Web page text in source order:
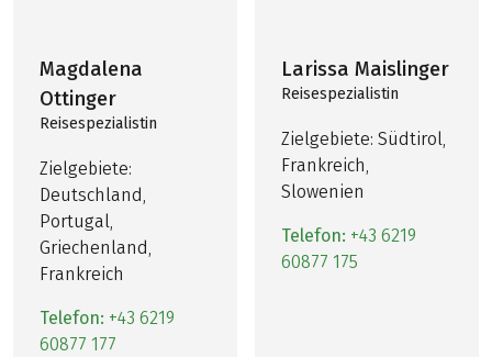
Magdalena
Ottinger
Reisespezialistin
Zielgebiete:
Deutschland,
Portugal,
Griechenland,
Frankreich
Telefon: +43 6219
60877 177
Larissa Maislinger
Reisespezialistin
Zielgebiete: Südtirol,
Frankreich,
Slowenien
Telefon: +43 6219
60877 175